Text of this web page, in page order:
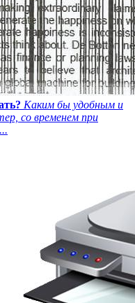
Каким бы удобным и
со временем при